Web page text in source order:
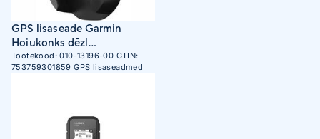
GPS lisaseade Garmin
Hoiukonks dēzl
peakomplekti jaoks
Tootekood:010-13196-00 GTIN:
753759301859 GPS lisaseadmed